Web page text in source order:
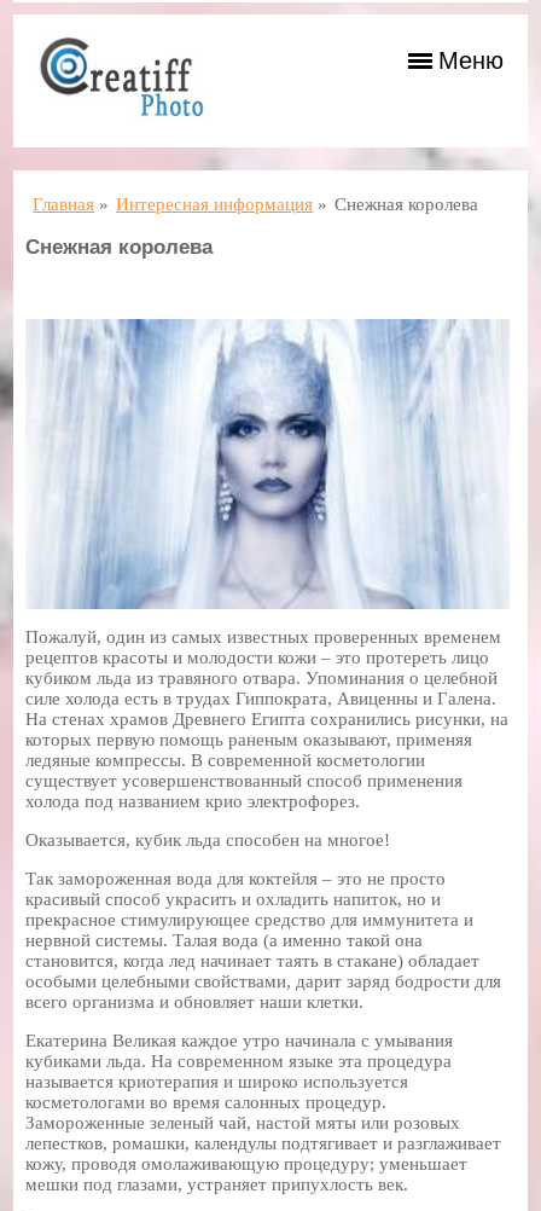
Меню
Главная » Интересная информация » Снежная королева
Снежная королева
Пожалуй, один из самых известных проверенных временем
рецептов красоты и молодости кожи – это протереть лицо
кубиком льда из травяного отвара. Упоминания о целебной
силе холода есть в трудах Гиппократа, Авиценны и Галена.
На стенах храмов Древнего Египта сохранились рисунки, на
которых первую помощь раненым оказывают, применяя
ледяные компрессы. В современной косметологии
существует усовершенствованный способ применения
холода под названием крио электрофорез.
Оказывается, кубик льда способен на многое!
Так замороженная вода для коктейля – это не просто
красивый способ украсить и охладить напиток, но и
прекрасное стимулирующее средство для иммунитета и
нервной системы. Талая вода (а именно такой она
становится, когда лед начинает таять в стакане) обладает
особыми целебными свойствами, дарит заряд бодрости для
всего организма и обновляет наши клетки.
Екатерина Великая каждое утро начинала с умывания
кубиками льда. На современном языке эта процедура
называется криотерапия и широко используется
косметологами во время салонных процедур.
Замороженные зеленый чай, настой мяты или розовых
лепестков, ромашки, календулы подтягивает и разглаживает
кожу, проводя омолаживающую процедуру; уменьшает
мешки под глазами, устраняет припухлость век.